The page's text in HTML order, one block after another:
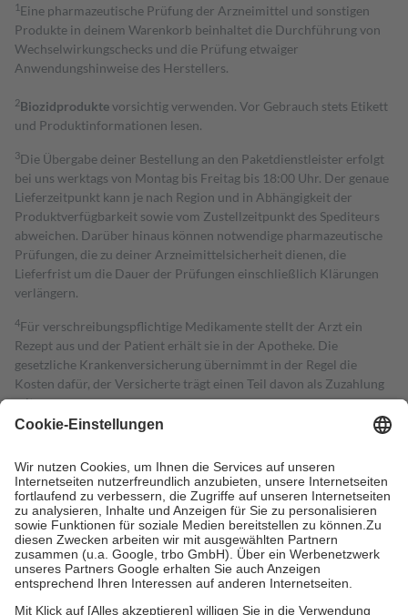
1 Eine pharmazeutische Prüfung der Arzneimittel und sonstigen
Produkte in deinem Warenkorb beinhaltet die Durchführung von
Wechselwirkungschecks und die Prüfung etwaiger
Anwendungshinweise des Herstellers.
2Biozidproduktevorsichtig verwenden. Vor Gebrauch stets Etikett
und Produktinformationen lesen.
3Die Übergabe deiner Bestellung an den Paketdienstleister erfolgt
bei uns werktags von Montag bis Freitag bis 18:00 Uhr. Der genaue
Lieferzeitpunkt kann je nach Region und in Abhängigkeit der
Produktverfügbarkeit sowie vom Zustellzeitpunkt des Spediteurs
abweichen. Darüber hinaus können notwendige pharmazeutische
Prüfungen, die zu deiner Arzneimittelsicherheit dienen, die
Lieferfrist um die Dauer der Prüfungen einschließlich Klärungen
verlängern.
4Für verschreibungspflichtige Medikamente stellt der Arzt ein
Rezept aus und der Patient erhält sie in der Apotheke. Die
gesetzliche Krankenversicherung übernimmt in der Regel die
Kosten dafür, der Versicherte trägt einen Teil davon als Zuzahlung
mit.
Grundsätzlich leisten Mitglieder Zuzahlungen in Höhe von zehn
höchstens zehn Euro.
Es sind jedoch nie mehr als die tatsächlichen
Kosten der Leistung zu entrichten.
Diese Regeln gelten grundsätzlich auch für Online-Apotheken.
Bei Heilmitteln und häuslicher Krankenpflege beträgt die
Zuzahlung zehn Prozent der Kosten sowie zehn Euro je
Verordnung.
Um das Engagement der Versicherten für ihre eigene Gesundheit zu
stärken und die besondere Stellung der Familie zu unterstützen,